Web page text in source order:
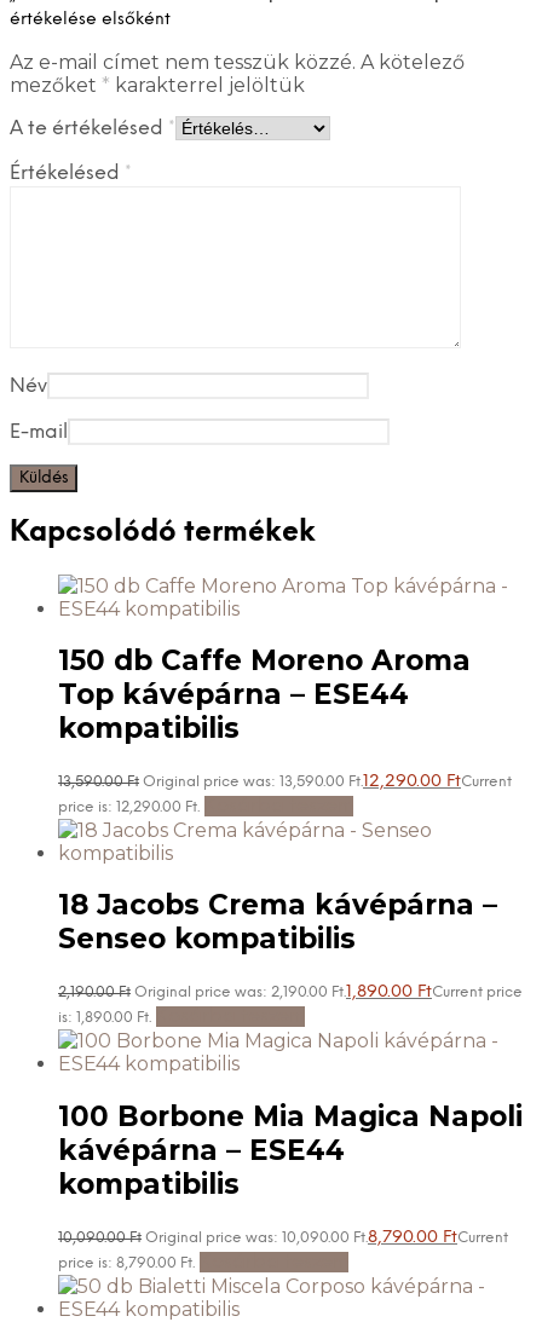
értékelése elsőként
Az e-mail címet nem tesszük közzé. A kötelező
mezőket * karakterrel jelöltük
A te értékelésed *
Értékelésed *
Név
E-mail
Kapcsolódó termékek
150 db Caffe Moreno Aroma
Top kávépárna – ESE44
kompatibilis
13,590.00Ft Original price was: 13,590.00 Ft.12,290.00 FtCurrent
price is: 12,290.00 Ft.
18 Jacobs Crema kávépárna –
Senseo kompatibilis
2,190.00Ft Original price was: 2,190.00 Ft.1,890.00 FtCurrent price
is: 1,890.00 Ft.
100 Borbone Mia Magica Napoli
kávépárna – ESE44
kompatibilis
10,090.00Ft Original price was: 10,090.00 Ft.8,790.00 FtCurrent
price is: 8,790.00 Ft.